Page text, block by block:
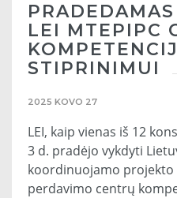
LEI MTEPIPC
STIPRINIMUI
2025 KOVO 27
LEI, kaip vienas iš 12
3 d. pradėjo vykdyti
koordinuojamo projekto
perdavimo centrų